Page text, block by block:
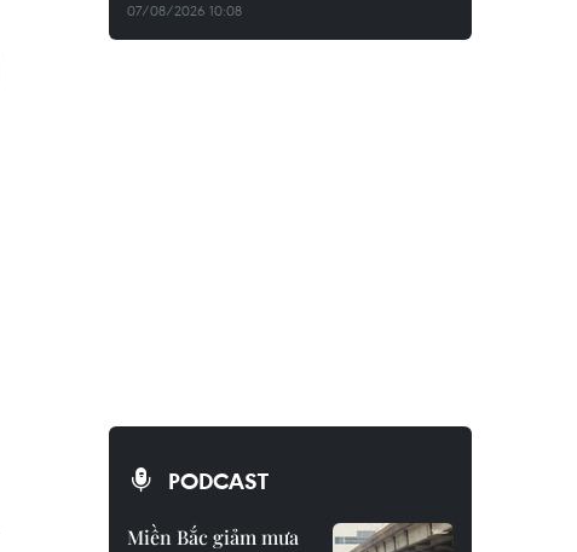
07/08/2026 10:08
PODCAST
Miền Bắc giảm mưa